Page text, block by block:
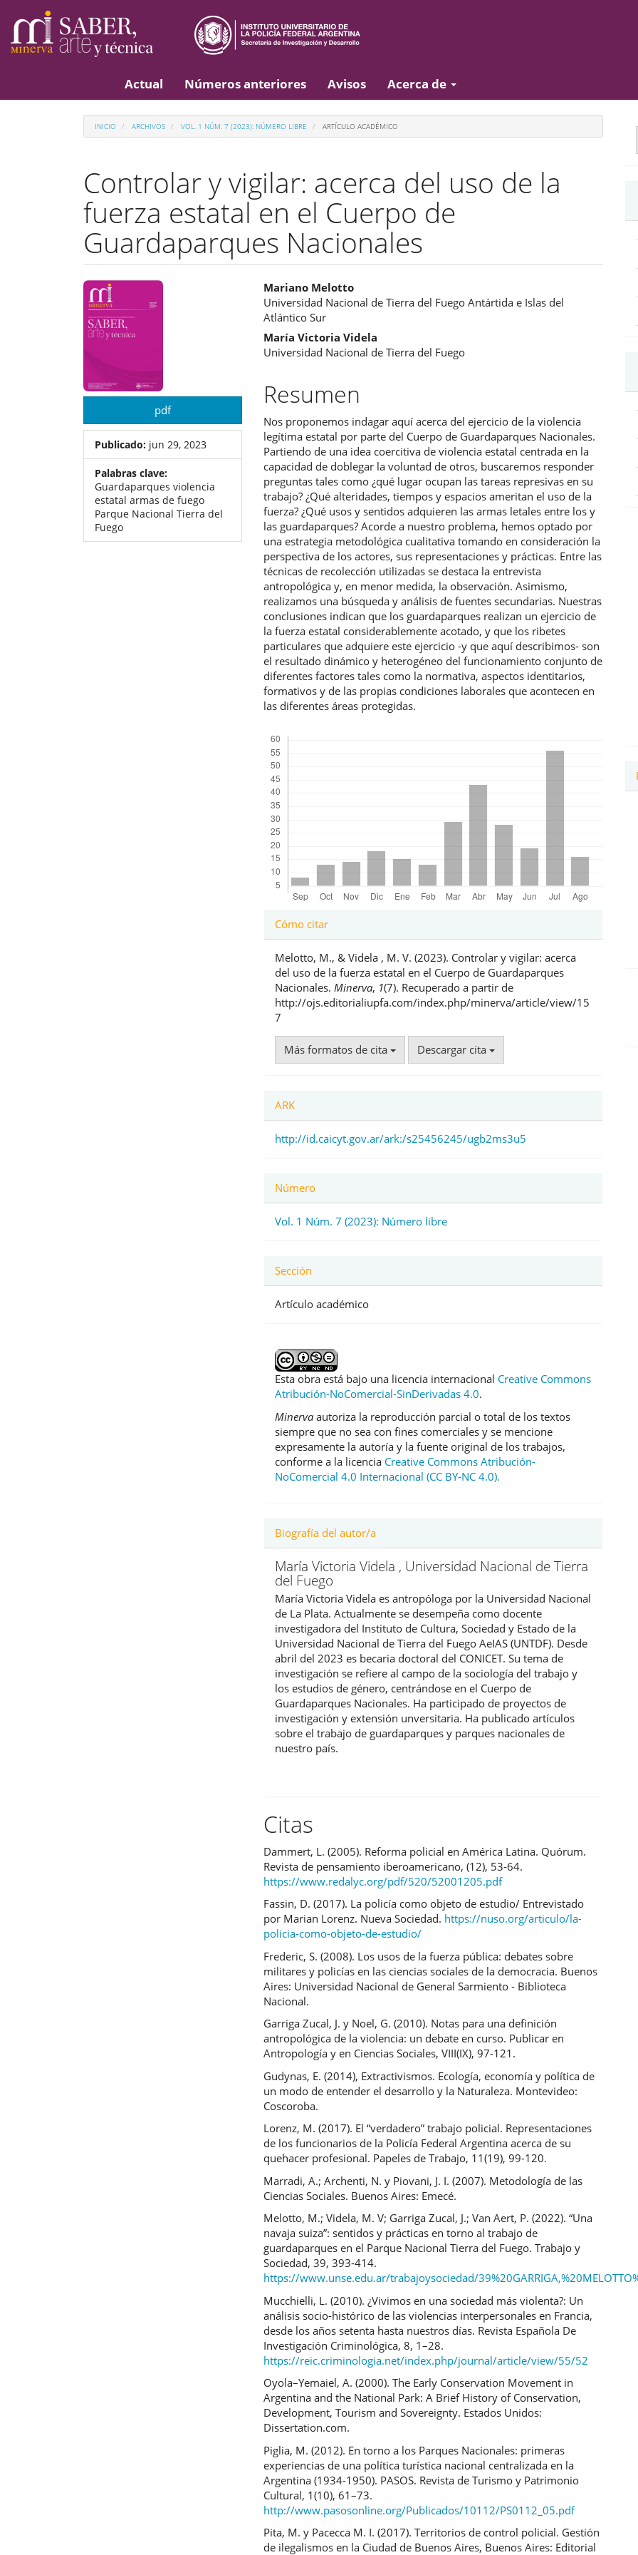
principal
Contenido
principal
Actual Números anteriores Avisos Acerca de
INICIO ARCHIVOS VOL. 1 NÚM. 7 (2023): NÚMERO LIBRE ARTÍCULO ACADÉMICO
Controlar y vigilar: acerca del uso de la
fuerza estatal en el Cuerpo de
Guardaparques Nacionales
Barra
lateral
del
artículo
pdf
Publicado: jun 29, 2023
Palabras clave:
Guardaparques violencia
estatal armas de fuego
Parque Nacional Tierra del
Fuego
Contenido
principal
del
artículo
Mariano Melotto
Universidad Nacional de Tierra del Fuego Antártida e Islas del
Atlántico Sur
María Victoria Videla
Universidad Nacional de Tierra del Fuego
Resumen
Nos proponemos indagar aquí acerca del ejercicio de la violencia
legítima estatal por parte del Cuerpo de Guardaparques Nacionales.
Partiendo de una idea coercitiva de violencia estatal centrada en la
capacidad de doblegar la voluntad de otros, buscaremos responder
preguntas tales como ¿qué lugar ocupan las tareas represivas en su
trabajo? ¿Qué alteridades, tiempos y espacios ameritan el uso de la
fuerza? ¿Qué usos y sentidos adquieren las armas letales entre los y
las guardaparques? Acorde a nuestro problema, hemos optado por
una estrategia metodológica cualitativa tomando en consideración la
perspectiva de los actores, sus representaciones y prácticas. Entre las
técnicas de recolección utilizadas se destaca la entrevista
antropológica y, en menor medida, la observación. Asimismo,
realizamos una búsqueda y análisis de fuentes secundarias. Nuestras
conclusiones indican que los guardaparques realizan un ejercicio de
la fuerza estatal considerablemente acotado, y que los ribetes
particulares que adquiere este ejercicio -y que aquí describimos- son
el resultado dinámico y heterogéneo del funcionamiento conjunto de
diferentes factores tales como la normativa, aspectos identitarios,
formativos y de las propias condiciones laborales que acontecen en
las diferentes áreas protegidas.
Detalles
del
artículo
Cómo citar
Melotto, M., & Videla , M. V. (2023). Controlar y vigilar: acerca
del uso de la fuerza estatal en el Cuerpo de Guardaparques
Nacionales.Minerva, 1(7). Recuperado a partir de
http://ojs.editorialiupfa.com/index.php/minerva/article/view/15
7
Más formatos de cita Descargar cita
ARK
http://id.caicyt.gov.ar/ark:/s25456245/ugb2ms3u5
Número
Vol. 1 Núm. 7 (2023): Número libre
Sección
Artículo académico
Esta obra está bajo una licencia internacional Creative Commons
Atribución-NoComercial-SinDerivadas 4.0.
Minerva autoriza la reproducción parcial o total de los textos
siempre que no sea con fines comerciales y se mencione
expresamente la autoría y la fuente original de los trabajos,
conforme a la licencia Creative Commons Atribución-
NoComercial 4.0 Internacional (CC BY-NC 4.0).
Biografía del autor/a
María Victoria Videla , Universidad Nacional de Tierra
del Fuego
María Victoria Videla es antropóloga por la Universidad Nacional
de La Plata. Actualmente se desempeña como docente
investigadora del Instituto de Cultura, Sociedad y Estado de la
Universidad Nacional de Tierra del Fuego AeIAS (UNTDF). Desde
abril del 2023 es becaria doctoral del CONICET. Su tema de
investigación se refiere al campo de la sociología del trabajo y
los estudios de género, centrándose en el Cuerpo de
Guardaparques Nacionales. Ha participado de proyectos de
investigación y extensión unversitaria. Ha publicado artículos
sobre el trabajo de guardaparques y parques nacionales de
nuestro país.
Citas
Dammert, L. (2005). Reforma policial en América Latina. Quórum.
Revista de pensamiento iberoamericano, (12), 53-64.
https://www.redalyc.org/pdf/520/52001205.pdf
Fassin, D. (2017). La policía como objeto de estudio/ Entrevistado
por Marian Lorenz. Nueva Sociedad. https://nuso.org/articulo/la-
policia-como-objeto-de-estudio/
Frederic, S. (2008). Los usos de la fuerza pública: debates sobre
militares y policías en las ciencias sociales de la democracia. Buenos
Aires: Universidad Nacional de General Sarmiento - Biblioteca
Nacional.
Garriga Zucal, J. y Noel, G. (2010). Notas para una definición
antropológica de la violencia: un debate en curso. Publicar en
Antropología y en Ciencias Sociales, VIII(IX), 97-121.
Gudynas, E. (2014), Extractivismos. Ecología, economía y política de
un modo de entender el desarrollo y la Naturaleza. Montevideo:
Coscoroba.
Lorenz, M. (2017). El “verdadero” trabajo policial. Representaciones
de los funcionarios de la Policía Federal Argentina acerca de su
quehacer profesional. Papeles de Trabajo, 11(19), 99-120.
Marradi, A.; Archenti, N. y Piovani, J. I. (2007). Metodología de las
Ciencias Sociales. Buenos Aires: Emecé.
Melotto, M.; Videla, M. V; Garriga Zucal, J.; Van Aert, P. (2022). “Una
navaja suiza”: sentidos y prácticas en torno al trabajo de
guardaparques en el Parque Nacional Tierra del Fuego. Trabajo y
Sociedad, 39, 393-414.
https://www.unse.edu.ar/trabajoysociedad/
Mucchielli, L. (2010). ¿Vivimos en una sociedad más violenta?: Un
análisis socio-histórico de las violencias interpersonales en Francia,
desde los años setenta hasta nuestros días. Revista Española De
Investigación Criminológica, 8, 1–28.
https://reic.criminologia.net/index.php/journal/article/view/55/52
Oyola–Yemaiel, A. (2000). The Early Conservation Movement in
Argentina and the National Park: A Brief History of Conservation,
Development, Tourism and Sovereignty. Estados Unidos:
Dissertation.com.
Piglia, M. (2012). En torno a los Parques Nacionales: primeras
experiencias de una política turística nacional centralizada en la
Argentina (1934-1950). PASOS. Revista de Turismo y Patrimonio
Cultural, 1(10), 61–73.
http://www.pasosonline.org/Publicados/10112/PS0112_05.pdf
Pita, M. y Pacecca M. I. (2017). Territorios de control policial. Gestión
de ilegalismos en la Ciudad de Buenos Aires, Buenos Aires: Editorial